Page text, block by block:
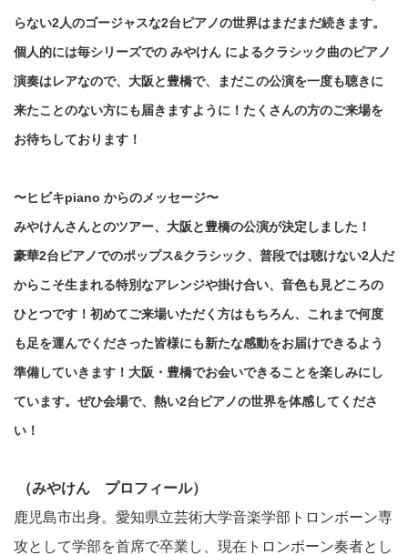
らない2人のゴージャスな2台ピアノの世界はまだまだ続きます。
個人的には毎シリーズでの みやけん によるクラシック曲のピアノ
演奏はレアなので、大阪と豊橋で、まだこの公演を一度も聴きに
来たことのない方にも届きますように！たくさんの方のご来場を
お待ちしております！
〜ヒビキpiano からのメッセージ〜
みやけんさんとのツアー、大阪と豊橋の公演が決定しました！
豪華2台ピアノでのポップス&クラシック、普段では聴けない2人だ
からこそ生まれる特別なアレンジや掛け合い、音色も見どころの
ひとつです！ 初めてご来場いただく方はもちろん、これまで何度
も足を運んでくださった皆様にも新たな感動をお届けできるよう
準備していきます！ 大阪・豊橋でお会いできることを楽しみにし
ています。ぜひ会場で、熱い2台ピアノの世界を体感してくださ
い！
（みやけん プロフィール）
鹿児島市出身。愛知県立芸術大学音楽学部トロンボーン専
攻として学部を首席で卒業し、現在トロンボーン奏者とし